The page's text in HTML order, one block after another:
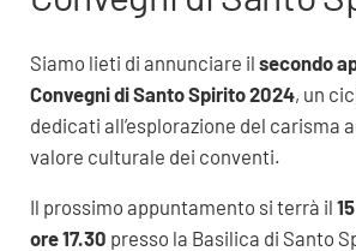
Siamo lieti di annunciare il secondo
Convegni di Santo Spirito 2024, un
dedicati all’esplorazione del carisma
valore culturale dei conventi.
Il prossimo appuntamento si terrà il
ore 17.30 presso la Basilica di Santo